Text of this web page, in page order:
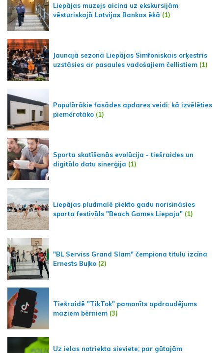
Liepājas muzejs aicina uz ekskursijām
vēsturiskajā Latvijas Bankas ēkā (1)
Jaunajā sezonā Liepājas Simfoniskais orķestris
uzstāsies ar pasaules vadošajiem čellistiem (1)
Populārākie fasādes apdares veidi: kā izvēlēties
piemērotāko (1)
Sporta skatīšanās evolūcija - tiešraides un
digitālo datu sinerģija (1)
Liepājas pludmalē piekto gadu norisināsies
sporta festivāls "Beach Games Liepaja" (1)
"BL Serviss Grand Slam" čempiona titulu izcīna
Ernests Buļko (2)
Tiešraidē "TikTok" pamanīts apdraudējums
maziem bērniem (3)
Uz ielas notriekta sieviete; par gūtajām